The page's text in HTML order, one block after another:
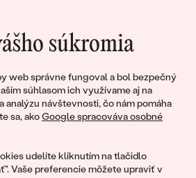
súkromia
web správne fungoval a bol bezpečný
súhlasom ich využívame aj na
analýzu návštevnosti, čo nám pomáha
sa, akoGoogle spracováva osobné
udelíte kliknutím na tlačidlo
Vaše preferencie môžete upraviť v